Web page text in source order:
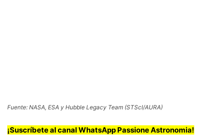
Fuente: NASA, ESA y Hubble Legacy Team (STScI/AURA)
¡Suscríbete al canal WhatsApp Passione Astronomia!